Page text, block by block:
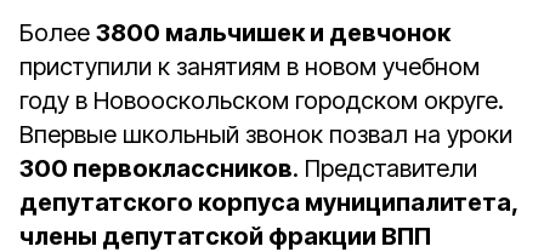
Более 3800 мальчишек и девчонок
приступили к занятиям в новом учебном
году в Новооскольском городском округе.
Впервые школьный звонок позвал на уроки
300 первоклассников. Представители
депутатского корпуса муниципалитета,
члены депутатской фракции ВПП